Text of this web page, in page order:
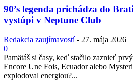
90’s legenda prichádza do
vystúpi v Neptune Club
Redakcia zaujímavostí - 27. mája 2026
0
Pamätáš si časy, keď stačilo zaznieť
Encore Une Fois, Ecuador alebo
explodoval energiou?...